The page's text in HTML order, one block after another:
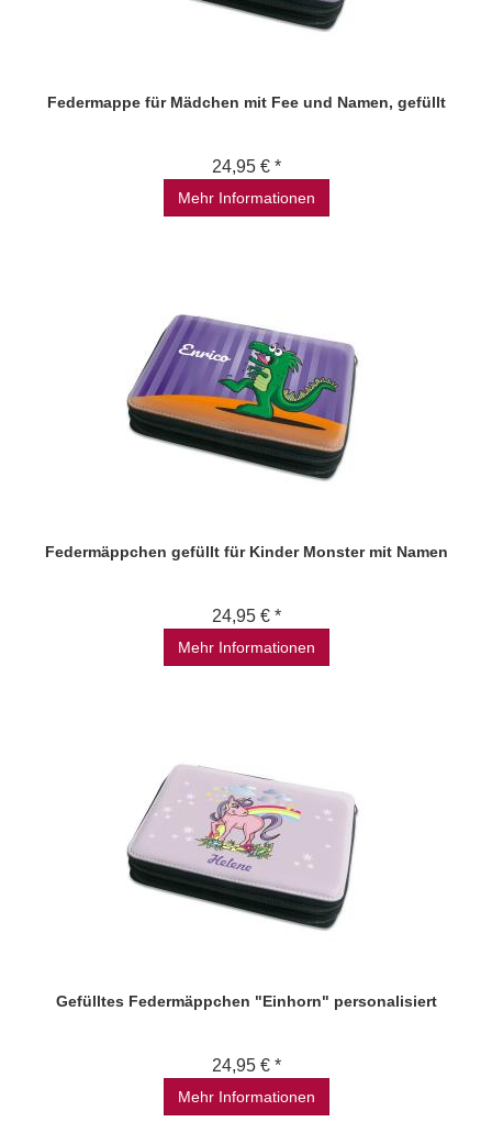
Federmappe für Mädchen mit Fee und Namen, gefüllt
24,95 € *
Mehr Informationen
Federmäppchen gefüllt für Kinder Monster mit Namen
24,95 € *
Mehr Informationen
Gefülltes Federmäppchen "Einhorn" personalisiert
24,95 € *
Mehr Informationen